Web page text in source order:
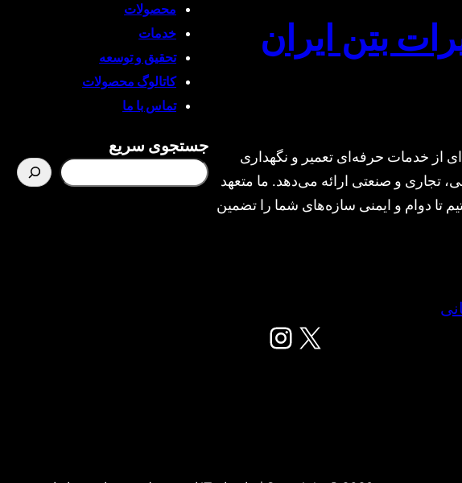
بتن ایران
از خدمات حرفه‌ای تعمیر و نگهداری
تجاری و صنعتی ارائه می‌دهد. ما متعهد
تا دوام و ایمنی سازه‌های شما را تضمین
X اینستاگرم
محصولات
خدمات
تحقیق و توسعه
کاتالوگ محصولات
تماس با ما
جستجوی سریع